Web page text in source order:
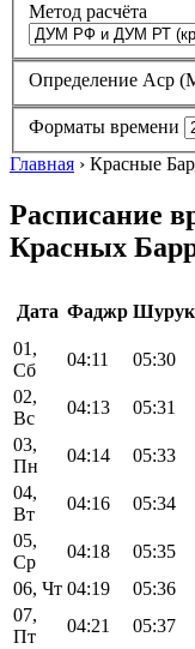
Метод расчёта
Определение Аср
Форматы времени
Главная › Красные
Расписание
Красных
Дата Фаджр Шурук
01,
Сб
04:11 05:30
02,
Вс
04:13 05:31
03,
Пн
04:14 05:33
04,
Вт
04:16 05:34
05,
Ср
04:18 05:35
06, Чт 04:19 05:36
07,
Пт
04:21 05:37